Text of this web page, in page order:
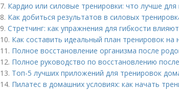
7. Кардио или силовые тренировки: что лучше для
8. Как добиться результатов в силовых
9. Стретчинг: как упражнения для гибкости
10. Как составить идеальный план тренировок на
11. Полное восстановление организма после
12. Полное руководство по восстановлению
13. Топ-5 лучших приложений для тренировок
14. Пилатес в домашних условиях: как начать